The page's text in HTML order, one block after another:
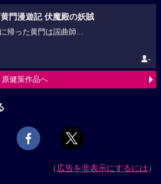
門漫遊記 伏魔殿の妖賊
帰った黄門は謡曲師...
-
原健策作品へ
（広告を非表示にするには）